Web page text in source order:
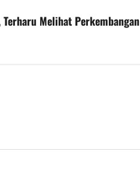
Melihat Perkembangan